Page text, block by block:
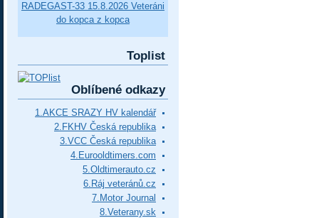
RADEGAST-33 15.8.2026 Veteráni
do kopca z kopca
Toplist
Oblíbené odkazy
1.AKCE SRAZY HV kalendář
2.FKHV Česká republika
3.VCC Česká republika
4.Eurooldtimers.com
5.Oldtimerauto.cz
6.Ráj veteránů.cz
7.Motor Journal
8.Veterany.sk